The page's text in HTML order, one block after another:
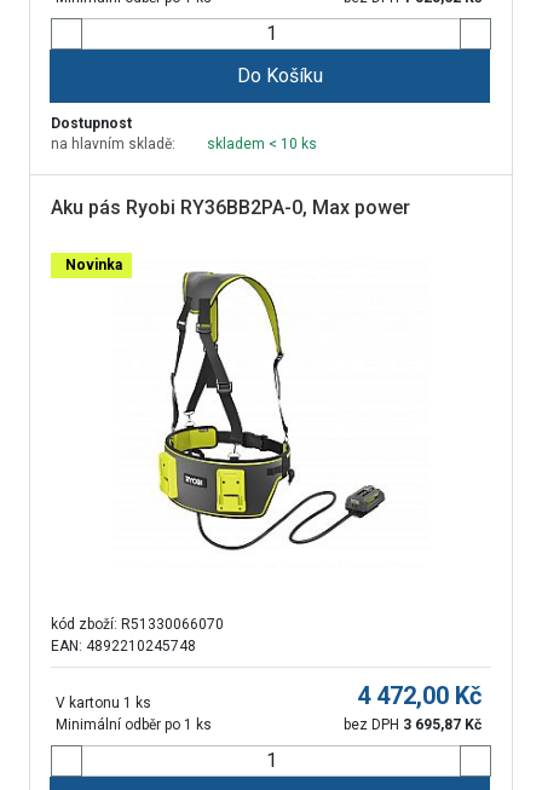
Do Košíku
Dostupnost
na hlavním skladě:
skladem < 10 ks
Aku pás Ryobi RY36BB2PA-0, Max power
Novinka
kód zboží: R51330066070
EAN: 4892210245748
V kartonu 1 ks
Minimální odběr po 1 ks
4 472,00 Kč
bez DPH 3 695,87 Kč